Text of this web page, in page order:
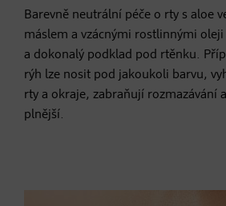
Barevně neutrální péče o rty s aloe
máslem a vzácnými rostlinnými
a dokonalý podklad pod rtěnku.
rýh lze nosit pod jakoukoli barvu,
rty a okraje, zabraňují rozmazávání
plnější.